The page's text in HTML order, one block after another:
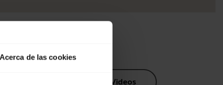
Acerca de las cookies
Videos